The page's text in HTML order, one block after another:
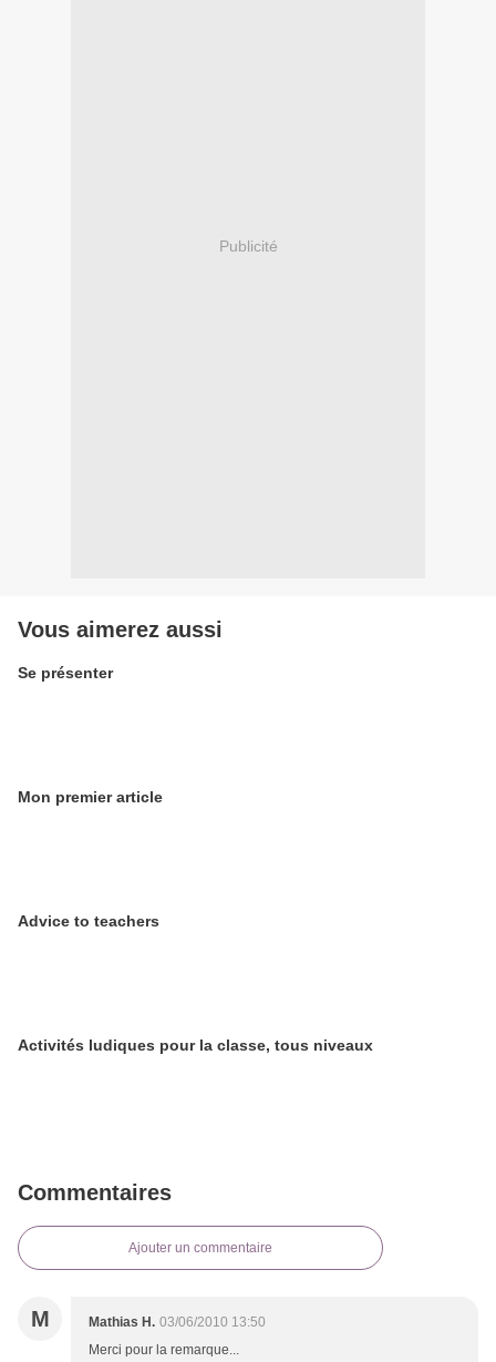
Publicité
Vous aimerez aussi
Se présenter
Mon premier article
Advice to teachers
Activités ludiques pour la classe, tous niveaux
Commentaires
Ajouter un commentaire
M Mathias H. 03/06/2010 13:50
Merci pour la remarque...